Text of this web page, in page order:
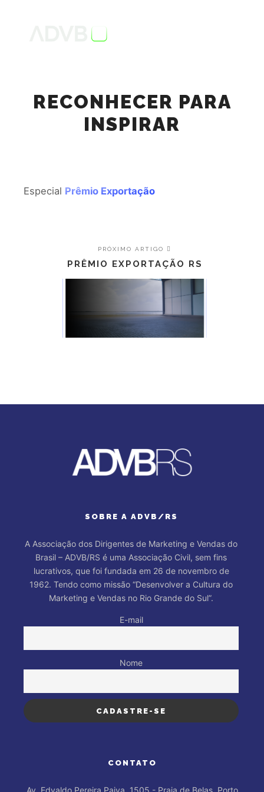
RECONHECER PARA
INSPIRAR
Especial Prêmio Exportação
PRÓXIMO ARTIGO
PRÊMIO EXPORTAÇÃO RS
SOBRE A ADVB/RS
A Associação dos Dirigentes de Marketing e Vendas do
Brasil – ADVB/RS é uma Associação Civil, sem fins
lucrativos, que foi fundada em 26 de novembro de
1962. Tendo como missão “Desenvolver a Cultura do
Marketing e Vendas no Rio Grande do Sul”.
E-mail
Nome
CONTATO
Av. Edvaldo Pereira Paiva, 1505 - Praia de Belas, Porto